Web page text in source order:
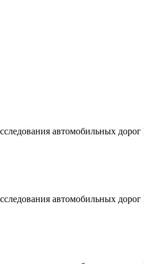
автомобильных
автомобильных